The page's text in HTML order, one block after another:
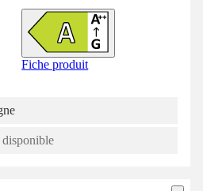
Fiche produit